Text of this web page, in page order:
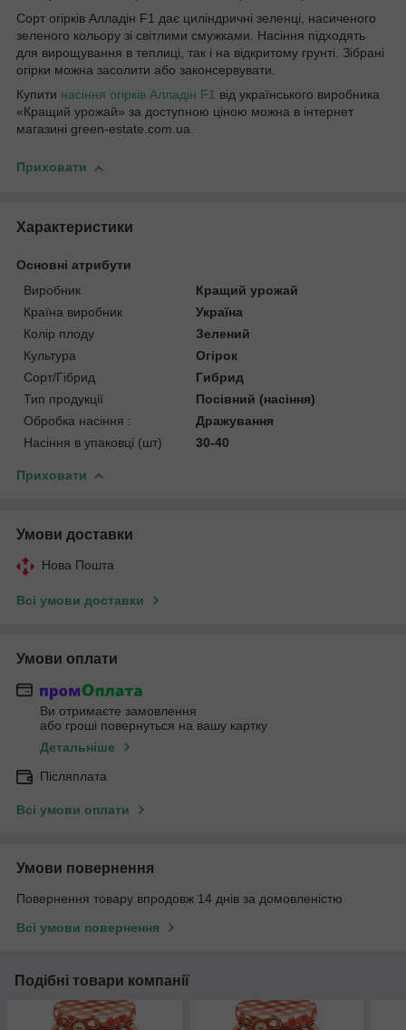
Сорт огірків Алладін F1 дає циліндричні зеленці, насиченого
зеленого кольору зі світлими смужками. Насіння підходять
для вирощування в теплиці, так і на відкритому грунті. Зібрані
огірки можна засолити або законсервувати.
Купити насіння огірків Алладін F1 від українського виробника
«Кращий урожай» за доступною ціною можна в інтернет
магазині green-estate.com.ua.
Приховати
Характеристики
Основні атрибути
Виробник
Кращий урожай
Країна виробник
Україна
Колір плоду
Зелений
Культура
Огірок
Сорт/Гібрид
Гибрид
Тип продукції
Посівний (насіння)
Обробка насіння :
Дражування
Насіння в упаковці (шт)
30-40
Приховати
Умови доставки
Нова Пошта
Всі умови доставки
Умови оплати
Ви отримаєте замовлення
або гроші повернуться на вашу картку
Детальніше
Післяплата
Всі умови оплати
Умови повернення
Повернення товару впродовж 14 днів за домовленістю
Всі умови повернення
Подібні товари компанії